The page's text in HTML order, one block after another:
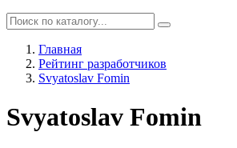
Главная
Рейтинг разработчиков
Svyatoslav Fomin
Svyatoslav Fomin